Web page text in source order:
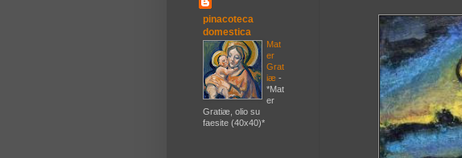
pinacoteca
domestica
Mat
er
Grat
iæ -
*Mat
er
Gratiæ, olio su
faesite (40x40)*